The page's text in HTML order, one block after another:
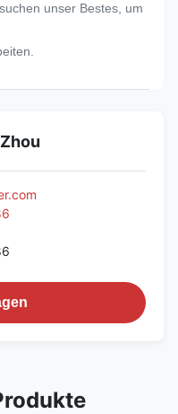
unser Bestes, um